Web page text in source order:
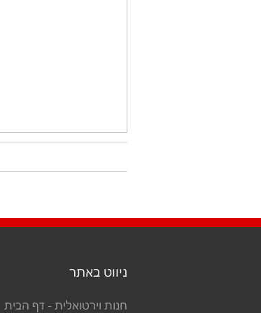
ניווט באתר
חנות וירטואלית - דף הבית